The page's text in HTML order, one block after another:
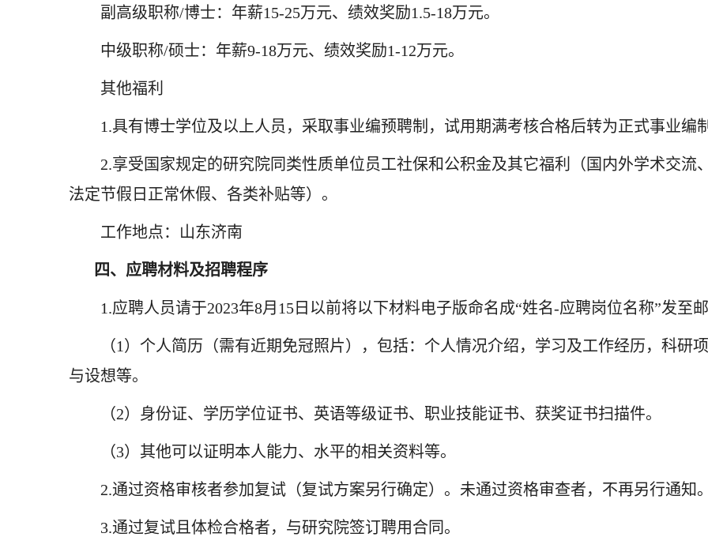
副高级职称/博士：年薪15-25万元、绩效奖励1.5-18万元。
中级职称/硕士：年薪9-18万元、绩效奖励1-12万元。
其他福利
1.具有博士学位及以上人员，采取事业编预聘制，试用期满考核合格后转为正式事业编制
2.享受国家规定的研究院同类性质单位员工社保和公积金及其它福利（国内外学术交流
法定节假日正常休假、各类补贴等）。
工作地点：山东济南
四、应聘材料及招聘程序
1.应聘人员请于2023年8月15日以前将以下材料电子版命名成“姓名-应聘岗位名称”发至邮
（1）个人简历（需有近期免冠照片），包括：个人情况介绍，学习及工作经历，科研
与设想等。
（2）身份证、学历学位证书、英语等级证书、职业技能证书、获奖证书扫描件。
（3）其他可以证明本人能力、水平的相关资料等。
2.通过资格审核者参加复试（复试方案另行确定）。未通过资格审查者，不再另行通知。
3.通过复试且体检合格者，与研究院签订聘用合同。